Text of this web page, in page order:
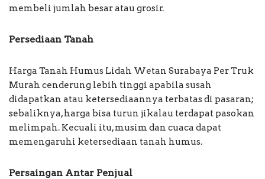
membeli jumlah besar atau grosir.
Persediaan Tanah
Harga Tanah Humus Lidah Wetan Surabaya Per Truk
Murah cenderung lebih tinggi apabila susah
didapatkan atau ketersediaannya terbatas di pasaran;
sebaliknya, harga bisa turun jikalau terdapat pasokan
melimpah. Kecuali itu, musim dan cuaca dapat
memengaruhi ketersediaan tanah humus.
Persaingan Antar Penjual